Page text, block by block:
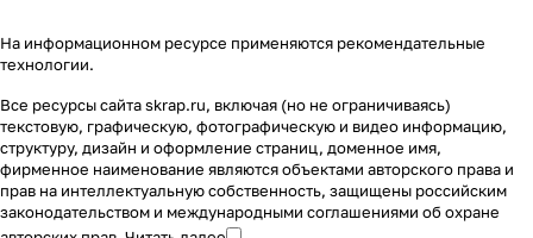
На информационном ресурсе применяются рекомендательные
технологии.
Все ресурсы сайта skrap.ru, включая (но не ограничиваясь)
текстовую, графическую, фотографическую и видео информацию,
структуру, дизайн и оформление страниц, доменное имя,
фирменное наименование являются объектами авторского права и
прав на интеллектуальную собственность, защищены российским
законодательством и международными соглашениями об охране